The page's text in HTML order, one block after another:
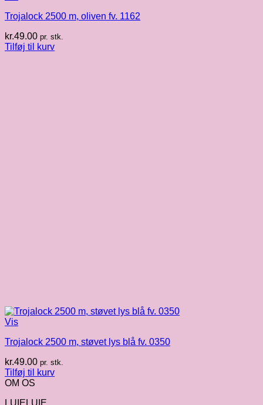
Trojalock 2500 m, oliven fv. 1162
kr.49.00 pr. stk.
Tilføj til kurv
Vis
Trojalock 2500 m, støvet lys blå fv. 0350
kr.49.00 pr. stk.
Tilføj til kurv
OM OS